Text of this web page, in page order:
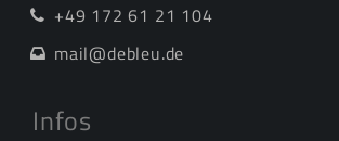
+49 172 61 21 104
mail@debleu.de
Infos